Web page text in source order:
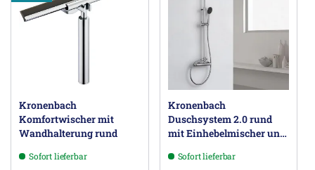
Kronenbach
Komfortwischer mit
Wandhalterung rund
Sofort lieferbar
Kronenbach
Duschsystem 2.0 rund
mit Einhebelmischer und
Sofort lieferbar